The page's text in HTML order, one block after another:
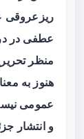
ریزعروقی
عطفی در
منظر
هنوز به
عمومی
و انتشار